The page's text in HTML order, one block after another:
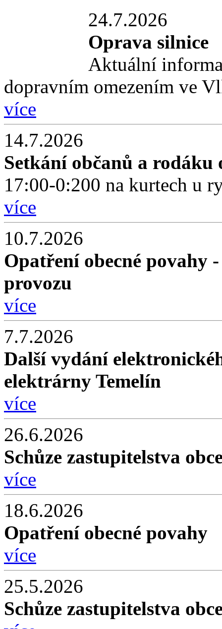
24.7.2026
Oprava silnice
Aktuální
dopravním omezením ve
více
14.7.2026
Setkání občanů a rodáku
17:00-0:200 na kurtech u
více
10.7.2026
Opatření obecné povahy
provozu
více
7.7.2026
Další vydání
elektrárny Temelín
více
26.6.2026
Schůze zastupitelstva
více
18.6.2026
Opatření obecné povahy
více
25.5.2026
Schůze zastupitelstva